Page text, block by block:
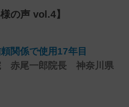
様の声 vol.4】
関係で使用17年目
赤尾一郎院長 神奈川県